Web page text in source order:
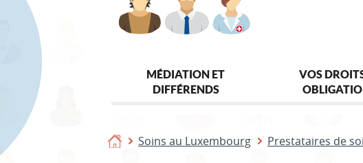
MÉDIATION ET
DIFFÉRENDS
VOS
Accueil
Soins au Luxembourg Prestataires de